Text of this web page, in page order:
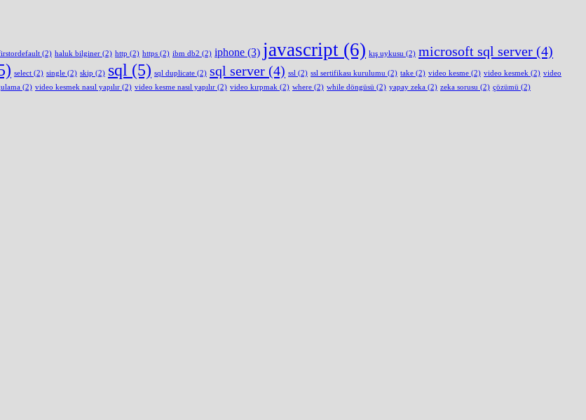
(2) haluk bilginer (2) http (2) https (2) ibm db2 (2) iphone (3) javascript (6) kış uykusu (2) microsoft sql server (4)
select (2) single (2) skip (2) sql (5) sql duplicate (2) sql server (4) ssl (2) ssl sertifikası kurulumu (2) take (2) video kesme (2) video kesmek (2) video
(2) video kesmek nasıl yapılır (2) video kesme nasıl yapılır (2) video kırpmak (2) where (2) while döngüsü (2) yapay zeka (2) zeka sorusu (2) çözümü (2)